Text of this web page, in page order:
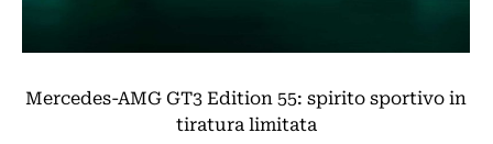
Mercedes-AMG GT3 Edition 55: spirito sportivo in
tiratura limitata